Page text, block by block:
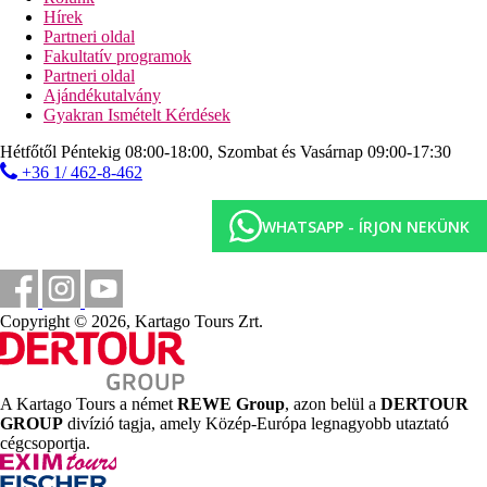
Távolságok
350 m
Városközpont
250 m
Távolság a tengerparttól
25 km
Távolság a legközelebbi repülőtértől
Napágyak a strandon térítés ellenében
Napernyők a strandon térítés ellenében
Tengerparti nyaralás
Medencék
Napágyak és napernyők a medencénél ingyenesen
Gyermekmedence
Pool-bár
Hírek
Partneri oldal
Fakultatív programok
Partneri oldal
Ajándékutalvány
Gyakran Ismételt Kérdések
Hétfőtől Péntekig 08:00-18:00, Szombat és Vasárnap 09:00-17:30
+36 1/ 462-8-462
WHATSAPP - ÍRJON NEKÜNK
Copyright © 2026, Kartago Tours Zrt.
A Kartago Tours a német REWE Group, azon belül a DERTOUR
GROUP divízió tagja, amely Közép-Európa legnagyobb utaztató
cégcsoportja.